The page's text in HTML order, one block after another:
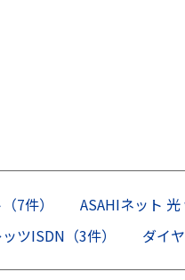
7件） ASAHIネット
ツISDN（3件）
ダイ